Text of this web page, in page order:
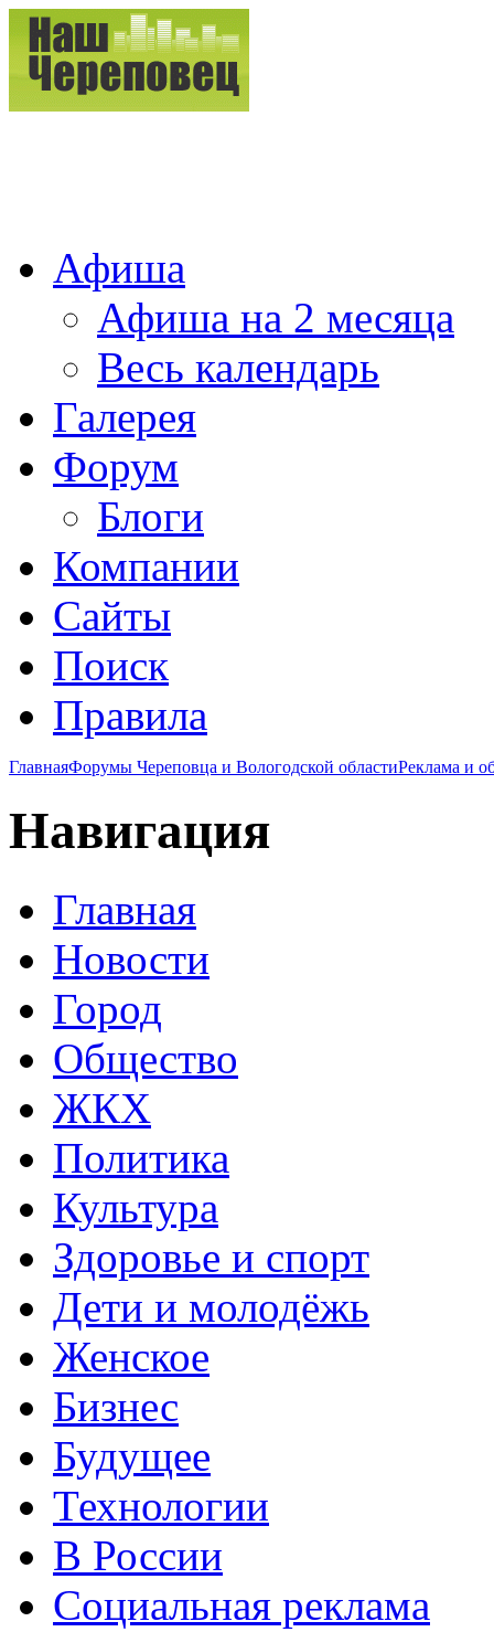
Афиша
Афиша на 2 месяца
Весь календарь
Галерея
Форум
Блоги
Компании
Сайты
Поиск
Правила
ГлавнаяФорумы Череповца и Вологодской областиРеклама и
Навигация
Главная
Новости
Город
Общество
ЖКХ
Политика
Культура
Здоровье и спорт
Дети и молодёжь
Женское
Бизнес
Будущее
Технологии
В России
Социальная реклама